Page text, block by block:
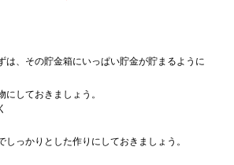
は、その貯金箱にいっぱい貯金が貯まるように
にしておきましょう。
しっかりとした作りにしておきましょう。